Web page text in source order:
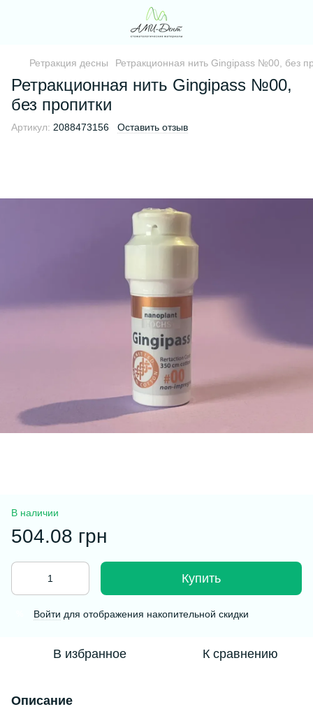
Ретракция десны Ретракционная нить Gingipass №00, без
Ретракционная нить Gingipass №00,
без пропитки
Артикул: 2088473156 Оставить отзыв
В наличии
504.08 грн
Купить
Войти для отображения накопительной скидки
В избранное К сравнению
Описание